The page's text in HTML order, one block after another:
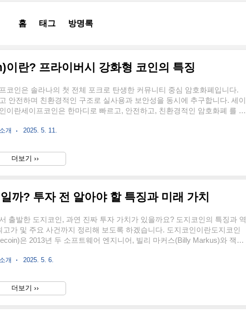
홈 태그 방명록
란? 프라이버시 강화형 코인의 특징
코인은 솔라나의 첫 전체 포크로 탄생한 커뮤니티 중심 암호화폐입니다.
안전하며 친환경적인 구조로 실사용과 보안성을 동시에 추구합니다. 세이
이란세이프코인은 한마디로 빠르고, 안전하고, 친환경적인 암호화폐 를 꿈
의 전체 블록체인을 포크한 세계 최초의 프로젝트예요. 솔라나의 장점인
티 중심 운영이라는 새 옷을 입힌 것입니다. 이 코인의 목표는 단순한 코인
단에 그치지 않습니다. 안전한 인터넷 생태계를 만들고, 블록체인을 더 많
개 2025. 5. 11.
더보기 ››
까? 투자 전 알아야 할 특징과 미래 가치
출발한 도지코인, 과연 진짜 투자 가치가 있을까요? 도지코인의 특징과 역
고가 및 주요 사건까지 정리해 보도록 하겠습니다. 도지코인이란도지코인
은 2013년 두 소프트웨어 엔지니어, 빌리 마커스(Billy Markus)와 잭슨
고 있으며, 초기엔 재미를 위해 만들어졌지만 현재는 수많은 커뮤니티 지
반으로 하고 있으며, 라이트코인과 유사한 기술 구조를 가지고 있습니다.
페이지: https://dogecoin.com도지코인의 특징공급량 제한 없음도지코인
개 2025. 5. 6.
더보기 ››